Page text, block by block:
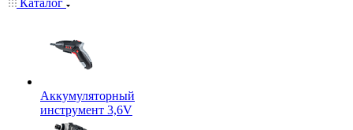
Каталог
Аккумуляторный
инструмент 3,6V